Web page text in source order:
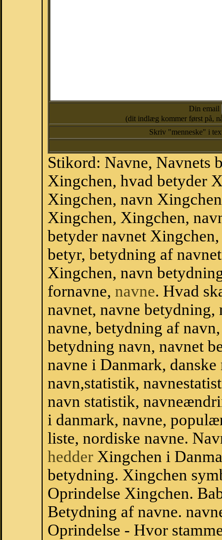
Din email
(dit indlæg kommer først på,
Skriv "menneske" i
Stikord: Navne, Navnets
Xingchen, hvad betyder
Xingchen, navn
Xingchen, Xingchen,
betyder navnet
betyr, betydning af
Xingchen, navn
fornavne, navne. Hvad
navnet, navne
navne, betydning af
betydning navn, navnet
navne i Danmark,
navn,statistik,
navn statistik,
i danmark, navne,
liste, nordiske navne.
hedder Xingchen i
betydning. Xingchen
Oprindelse Xingchen.
Betydning af navne.
Oprindelse - Hvor